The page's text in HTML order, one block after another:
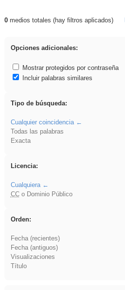
Resultados de: platillos
0medios totales (hay filtros aplicados)
Opciones adicionales:
Mostrar protegidos por contraseña
Incluir palabras similares
Tipo de búsqueda:
Cualquier coincidencia
Todas las palabras
Exacta
Licencia:
Cualquiera
CCo Dominio Público
Orden:
Fecha (recientes)
Fecha (antiguos)
Visualizaciones
Título